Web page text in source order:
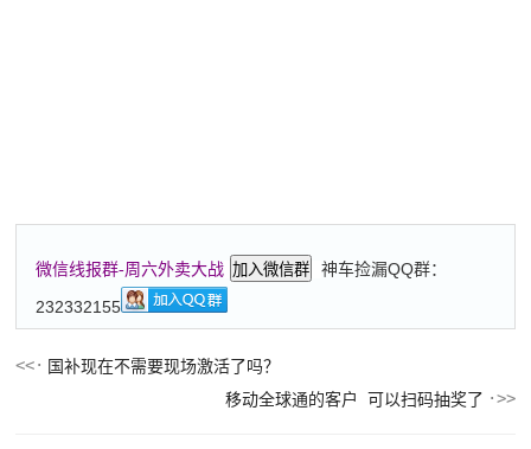
微信线报群-周六外卖大战 加入微信群
神车捡漏QQ群：
232332155
国补现在不需要现场激活了吗？
移动全球通的客户 可以扫码抽奖了